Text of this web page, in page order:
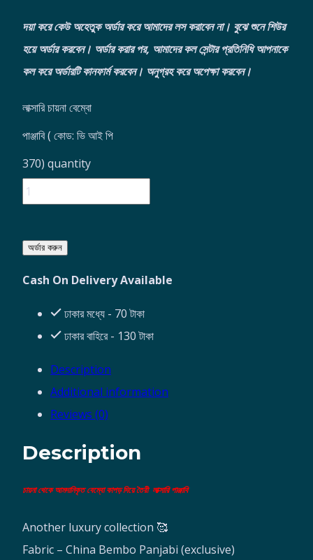
দয়া করে কেউ অহেতুক অর্ডার করে আমাদের লস করাবেন না। বুঝে শুনে শিউর
হয়ে অর্ডার করবেন। অর্ডার করার পর, আমাদের কল সেন্টার প্রতিনিধি আপনাকে
কল করে অর্ডারটি কানফার্ম করবেন। অনুগ্রহ করে অপেক্ষা করবেন।
লাক্সারি চায়না বেম্বো
পাঞ্জাবি ( কোড: ভি আই পি
370) quantity
অর্ডার করুন
Cash On Delivery Available
ঢাকার মধ্যে - 70 টাকা
ঢাকার বাহিরে - 130 টাকা
Description
Additional information
Reviews (0)
Description
চায়না থেকে আমদানিকৃত বেম্বো কাপড় দিয়ে তৈরী লাক্সারি পাঞ্জাবি
Another luxury collection 🥰
Fabric – China Bembo Panjabi (exclusive)